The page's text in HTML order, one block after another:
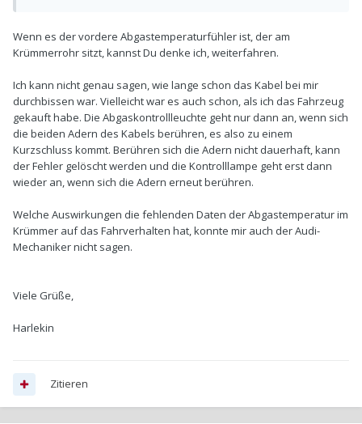
Wenn es der vordere Abgastemperaturfühler ist, der am
Krümmerrohr sitzt, kannst Du denke ich, weiterfahren.
Ich kann nicht genau sagen, wie lange schon das Kabel bei mir
durchbissen war. Vielleicht war es auch schon, als ich das Fahrzeug
gekauft habe. Die Abgaskontrollleuchte geht nur dann an, wenn sich
die beiden Adern des Kabels berühren, es also zu einem
Kurzschluss kommt. Berühren sich die Adern nicht dauerhaft, kann
der Fehler gelöscht werden und die Kontrolllampe geht erst dann
wieder an, wenn sich die Adern erneut berühren.
Welche Auswirkungen die fehlenden Daten der Abgastemperatur im
Krümmer auf das Fahrverhalten hat, konnte mir auch der Audi-
Mechaniker nicht sagen.
Viele Grüße,
Harlekin
Zitieren